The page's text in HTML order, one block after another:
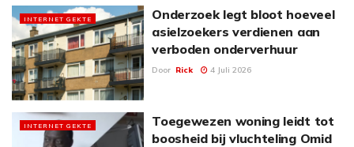
INTERNET GEKTE
Onderzoek legt bloot hoeveel
asielzoekers verdienen aan
verboden onderverhuur
Door Rick 4 Juli 2026
INTERNET GEKTE
Toegewezen woning leidt tot
boosheid bij vluchteling Omid